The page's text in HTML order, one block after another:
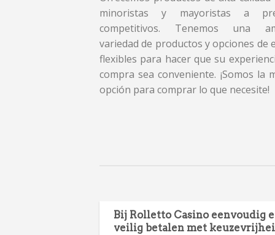
minoristas y mayoristas a
competitivos. Tenemos una
variedad de productos y opciones de
flexibles para hacer que su
compra sea conveniente. ¡Somos la
opción para comprar lo que necesite!
Bij Rolletto Casino eenvoudig
veilig betalen met